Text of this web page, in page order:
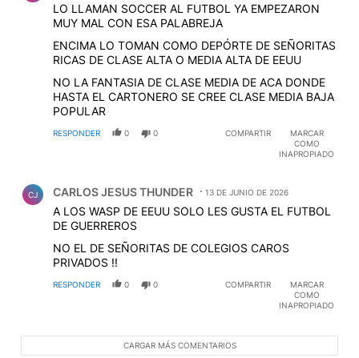
LO LLAMAN SOCCER AL FUTBOL YA EMPEZARON
MUY MAL CON ESA PALABREJA
ENCIMA LO TOMAN COMO DEPÓRTE DE SEÑORITAS
RICAS DE CLASE ALTA O MEDIA ALTA DE EEUU
NO LA FANTASIA DE CLASE MEDIA DE ACA DONDE
HASTA EL CARTONERO SE CREE CLASE MEDIA BAJA
POPULAR
RESPONDER 0 0 COMPARTIR
MARCAR
COMO
INAPROPIADO
CJ CARLOS JESUS THUNDER 13 DE JUNIO DE 2026
A LOS WASP DE EEUU SOLO LES GUSTA EL FUTBOL
DE GUERREROS
NO EL DE SEÑORITAS DE COLEGIOS CAROS
PRIVADOS !!
RESPONDER 0 0 COMPARTIR
MARCAR
COMO
INAPROPIADO
CARGAR MÁS COMENTARIOS